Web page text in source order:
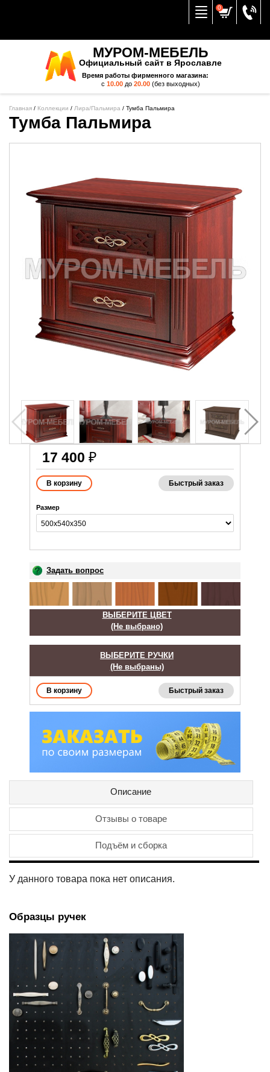
0
МУРОМ-МЕБЕЛЬ
Официальный сайт в Ярославле
Время работы фирменного магазина:
с 10.00до 20.00(без выходных)
Главная / Коллекции / Лира/Пальмира / Тумба Пальмира
Тумба Пальмира
17 400 ₽
Быстрый заказ
Размер
Задать вопрос
ВЫБЕРИТЕ ЦВЕТ
(Не выбрано)
ВЫБЕРИТЕ РУЧКИ
(Не выбраны)
Быстрый заказ
Описание
Отзывы о товаре
Подъём и сборка
У данного товара пока нет описания.
Образцы ручек